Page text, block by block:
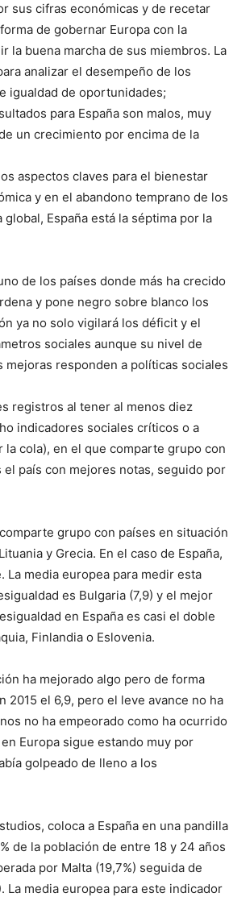
sus cifras económicas y de recetar
de gobernar Europa con la
la buena marcha de sus miembros. La
analizar el desempeño de los
igualdad de oportunidades;
para España son malos, muy
un crecimiento por encima de la
aspectos claves para el bienestar
y en el abandono temprano de los
España está la séptima por la
de los países donde más ha crecido
y pone negro sobre blanco los
ya no solo vigilará los déficit y el
sociales aunque su nivel de
mejoras responden a políticas sociales
registros al tener al menos diez
indicadores sociales críticos o a
cola), en el que comparte grupo con
el país con mejores notas, seguido por
grupo con países en situación
y Grecia. En el caso de España,
La media europea para medir esta
es Bulgaria (7,9) y el mejor
en España es casi el doble
Finlandia o Eslovenia.
ha mejorado algo pero de forma
2015 el 6,9, pero el leve avance no ha
no ha empeorado como ha ocurrido
Europa sigue estando muy por
golpeado de lleno a los
coloca a España en una pandilla
de la población de entre 18 y 24 años
por Malta (19,7%) seguida de
La media europea para este indicador